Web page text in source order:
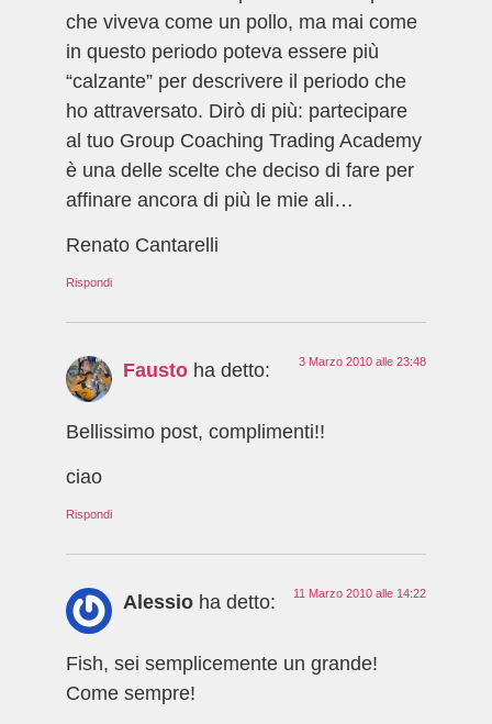
che viveva come un pollo, ma mai come
in questo periodo poteva essere più
“calzante” per descrivere il periodo che
ho attraversato. Dirò di più: partecipare
al tuo Group Coaching Trading Academy
è una delle scelte che deciso di fare per
affinare ancora di più le mie ali…
Renato Cantarelli
Rispondi
Fausto ha detto: 3 Marzo 2010 alle 23:48
Bellissimo post, complimenti!!
ciao
Rispondi
Alessio ha detto: 11 Marzo 2010 alle 14:22
Fish, sei semplicemente un grande!
Come sempre!